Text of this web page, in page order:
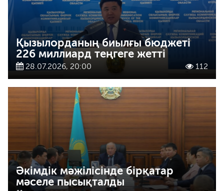
Қызылорданың биылғы бюджеті
226 миллиард теңгеге жетті
28.07.2026, 20:00 112
Әкімдік мәжілісінде бірқатар
мәселе пысықталды